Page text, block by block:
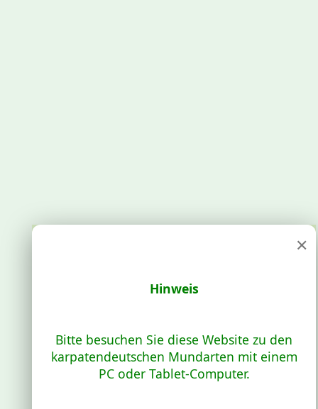
×
Hinweis
Bitte besuchen Sie diese Website zu den
karpatendeutschen Mundarten mit einem
PC oder Tablet-Computer.